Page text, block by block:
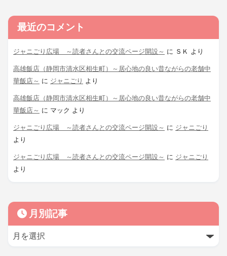
最近のコメント
ジャニごり広場 ～読者さんとの交流ページ開設～ に ＳＫ より
高雄飯店（静岡市清水区相生町）～居心地の良い昔ながらの老舗中
華飯店～ に ジャニごり より
高雄飯店（静岡市清水区相生町）～居心地の良い昔ながらの老舗中
華飯店～ に マック より
ジャニごり広場 ～読者さんとの交流ページ開設～ に ジャニごり
より
ジャニごり広場 ～読者さんとの交流ページ開設～ に ジャニごり
より
月別記事